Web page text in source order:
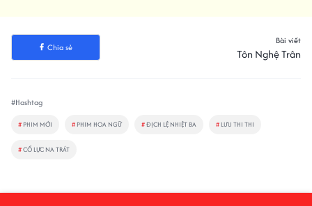
Chia sẻ
Bài viết
Tôn Nghệ Trân
#Hashtag
# PHIM MỚI # PHIM HOA NGỮ #ĐỊCH LỆ NHIỆT BA # LƯU THI THI
#CỔ LỰC NA TRÁT